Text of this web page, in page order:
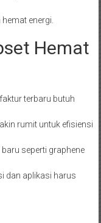
energi.
Hemat
terbaru butuh
rumit untuk efisiensi
seperti graphene
dan aplikasi harus